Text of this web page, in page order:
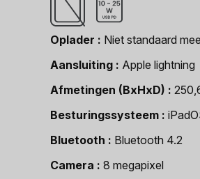
Oplader
Niet standaard
Aansluiting
Apple lightning
Afmetingen (BxHxD)
Besturingssysteem
Bluetooth
Bluetooth 4.2
Camera
8 megapixel